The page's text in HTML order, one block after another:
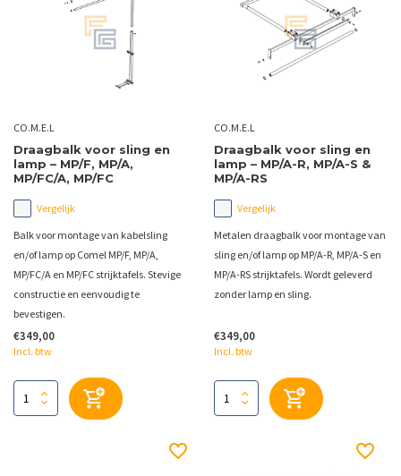
CO.M.E.L
Draagbalk voor sling en
lamp – MP/F, MP/A,
MP/FC/A, MP/FC
Vergelijk
Balk voor montage van kabelsling
en/of lamp op Comel MP/F, MP/A,
MP/FC/A en MP/FC strijktafels. Stevige
constructie en eenvoudig te
bevestigen.
€349,00
Incl. btw
CO.M.E.L
Draagbalk voor sling en
lamp – MP/A-R, MP/A-S &
MP/A-RS
Vergelijk
Metalen draagbalk voor montage van
sling en/of lamp op MP/A-R, MP/A-S en
MP/A-RS strijktafels. Wordt geleverd
zonder lamp en sling.
€349,00
Incl. btw